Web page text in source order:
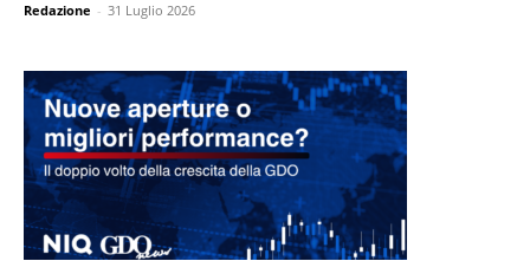
Redazione - 31 Luglio 2026